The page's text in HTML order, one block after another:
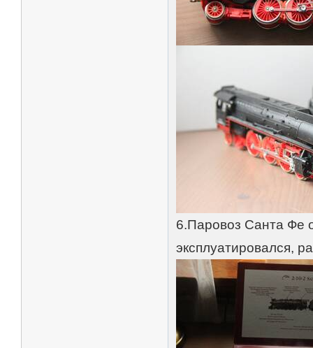
6.Паровоз Санта Фе
эксплуатировался,